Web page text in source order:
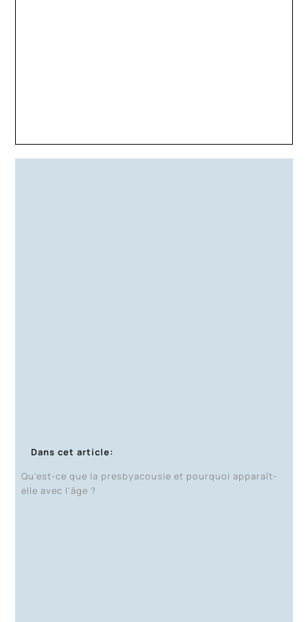
Dans cet article:
Qu'est-ce que la presbyacousie et pourquoi apparaît-
elle avec l'âge ?